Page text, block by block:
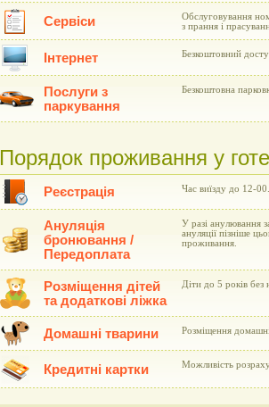
Сервіси
Обслуговування
з прання і
Інтернет Безкоштовний
Послуги з
паркування
Безкоштовна
Порядок проживання у
Реєстрація Час виїзду до 12-
Ануляція
бронювання /
Передоплата
У разі анулювання
ануляції пізніше
проживання.
Розміщення дітей
та додаткові ліжка
Діти до 5 років без
Домашні тварини Розміщення
Кредитні картки Можливість